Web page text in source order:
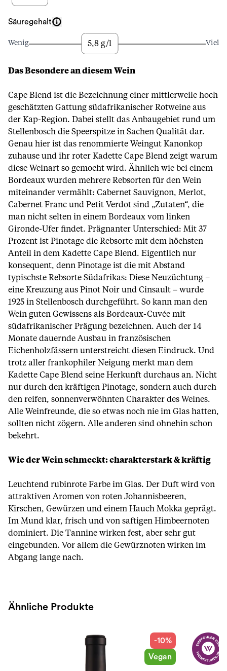
Säuregehalt
Wenig 5,8 g/l Viel
Das Besondere an diesem Wein
Cape Blend ist die Bezeichnung einer mittlerweile hoch
geschätzten Gattung südafrikanischer Rotweine aus
der Kap-Region. Dabei stellt das Anbaugebiet rund um
Stellenbosch die Speerspitze in Sachen Qualität dar.
Genau hier ist das renommierte Weingut Kanonkop
zuhause und ihr roter Kadette Cape Blend zeigt warum
diese Weinart so gemocht wird. Ähnlich wie bei einem
Bordeaux wurden mehrere Rebsorten für den Wein
miteinander vermählt: Cabernet Sauvignon, Merlot,
Cabernet Franc und Petit Verdot sind „Zutaten“, die
man nicht selten in einem Bordeaux vom linken
Gironde-Ufer findet. Prägnanter Unterschied: Mit 37
Prozent ist Pinotage die Rebsorte mit dem höchsten
Anteil in dem Kadette Cape Blend. Eigentlich nur
konsequent, denn Pinotage ist die mit Abstand
typischste Rebsorte Südafrikas: Diese Neuzüchtung –
eine Kreuzung aus Pinot Noir und Cinsault – wurde
1925 in Stellenbosch durchgeführt. So kann man den
Wein guten Gewissens als Bordeaux-Cuvée mit
südafrikanischer Prägung bezeichnen. Auch der 14
Monate dauernde Ausbau in französischen
Eichenholzfässern unterstreicht diesen Eindruck. Und
trotz aller frankophiler Neigung merkt man dem
Kadette Cape Blend seine Herkunft durchaus an. Nicht
nur durch den kräftigen Pinotage, sondern auch durch
den reifen, sonnenverwöhnten Charakter des Weines.
Alle Weinfreunde, die so etwas noch nie im Glas hatten,
sollten nicht zögern. Alle anderen sind ohnehin schon
bekehrt.
Wie der Wein schmeckt: charakterstark & kräftig
Leuchtend rubinrote Farbe im Glas. Der Duft wird von
attraktiven Aromen von roten Johannisbeeren,
Kirschen, Gewürzen und einem Hauch Mokka geprägt.
Im Mund klar, frisch und von saftigen Himbeernoten
dominiert. Die Tannine wirken fest, aber sehr gut
eingebunden. Vor allem die Gewürznoten wirken im
Abgang lange nach.
Ähnliche Produkte
-10%
Vegan